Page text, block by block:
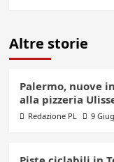
Altre storie
Palermo, nuove
alla pizzeria
Redazione PL 9